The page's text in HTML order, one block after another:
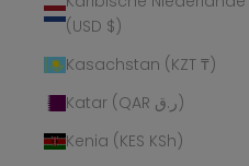
(USD $)
Kasachstan (KZT ₸)
Katar (QAR ر.ق)
Kenia (KES KSh)